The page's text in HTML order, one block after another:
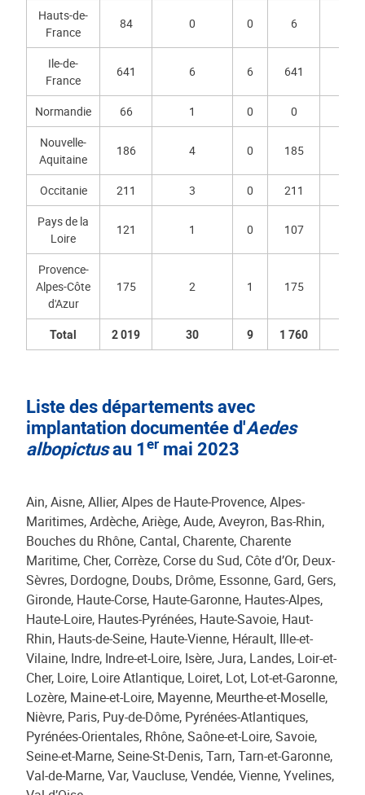
Hauts-de-
France
84 0 0 6
Ile-de-
France
641 6 6 641
Normandie 66 1 0 0
Nouvelle-
Aquitaine
186 4 0 185
Occitanie 211 3 0 211
Pays de la
Loire
121 1 0 107
Provence-
Alpes-Côte
d'Azur
175 2 1 175
Total 2 019 30 9 1 760
Liste des départements avec
implantation documentée d'Aedes
albopictusau 1er mai 2023
Ain, Aisne, Allier, Alpes de Haute-Provence, Alpes-
Maritimes, Ardèche, Ariège, Aude, Aveyron, Bas-Rhin,
Bouches du Rhône, Cantal, Charente, Charente
Maritime, Cher, Corrèze, Corse du Sud, Côte d’Or, Deux-
Sèvres, Dordogne, Doubs, Drôme, Essonne, Gard, Gers,
Gironde, Haute-Corse, Haute-Garonne, Hautes-Alpes,
Haute-Loire, Hautes-Pyrénées, Haute-Savoie, Haut-
Rhin, Hauts-de-Seine, Haute-Vienne, Hérault, Ille-et-
Vilaine, Indre, Indre-et-Loire, Isère, Jura, Landes, Loir-et-
Cher, Loire, Loire Atlantique, Loiret, Lot, Lot-et-Garonne,
Lozère, Maine-et-Loire, Mayenne, Meurthe-et-Moselle,
Nièvre, Paris, Puy-de-Dôme, Pyrénées-Atlantiques,
Pyrénées-Orientales, Rhône, Saône-et-Loire, Savoie,
Seine-et-Marne, Seine-St-Denis, Tarn, Tarn-et-Garonne,
Val-de-Marne, Var, Vaucluse, Vendée, Vienne, Yvelines,